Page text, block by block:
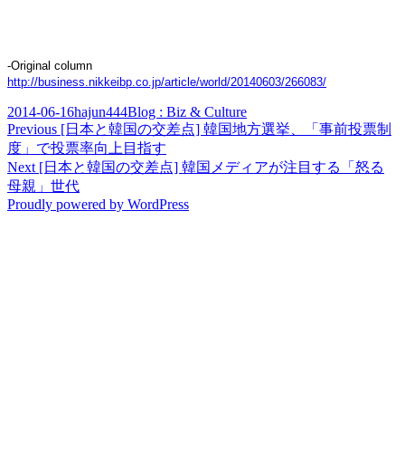
-Original column
http://business.nikkeibp.co.jp/article/world/20140603/266083/
Posted
on
2014-06-16Author
hajun444Categories
Blog : Biz & Culture
Post
navigation
Previous Previous
post:
[日本と韓国の交差点] 韓国地方選挙、「事前投票制
度」で投票率向上目指す
Next Next
post:
[日本と韓国の交差点] 韓国メディアが注目する「怒る
母親」世代
Proudly powered by WordPress